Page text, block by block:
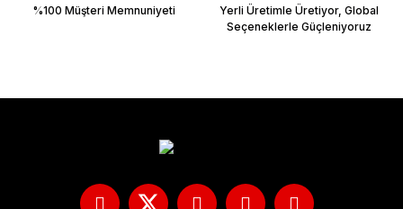
%100 Müşteri Memnuniyeti
Yerli Üretimle Üretiyor, Global
Seçeneklerle Güçleniyoruz